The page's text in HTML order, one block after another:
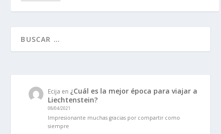
Ecija en ¿Cuál es la mejor época para viajar a
Liechtenstein?
08/04/2021
Impresionante muchas gracias por compartir como
siempre